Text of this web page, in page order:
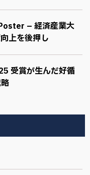
– 経済産業大
上を後押し
受賞が生んだ好循